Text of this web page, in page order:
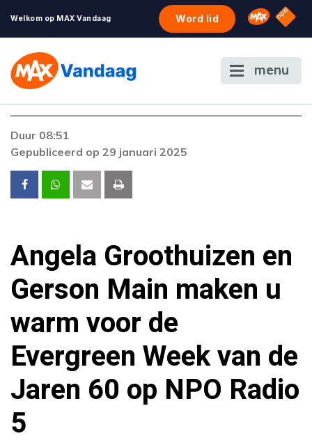
Welkom op MAX Vandaag Word lid Omroep
NPO
menu
Er is een licentie-fout opgetreden. Als het
contact op met onze klantenservice.
Duur 08:51
Gepubliceerd op 29 januari 2025
Angela Groothuizen en
Gerson Main maken u
warm voor de
Evergreen Week van de
Jaren 60 op NPO Radio
5